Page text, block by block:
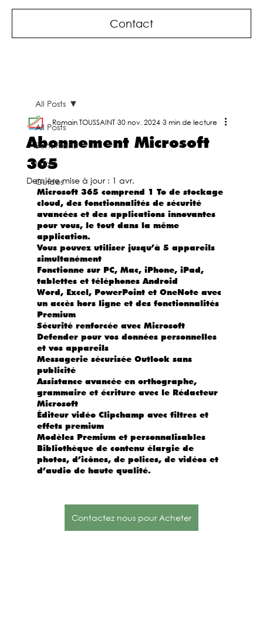
Contact
All Posts
Bons Plans
Infos
Guides
All Posts
Abonnement Microsoft
365
Romain TOUSSAINT 30 nov. 2024 3 min de lecture
Dernière mise à jour : 1 avr.
Microsoft 365 comprend 1 To de stockage
cloud, des fonctionnalités de sécurité
avancées et des applications innovantes
pour vous, le tout dans la même
application.
Vous pouvez utiliser jusqu’à 5 appareils
simultanément
Fonctionne sur PC, Mac, iPhone, iPad,
tablettes et téléphones Android
Word, Excel, PowerPoint et OneNote avec
un accès hors ligne et des fonctionnalités
Premium
Sécurité renforcée avec Microsoft
Defender pour vos données personnelles
et vos appareils
Messagerie sécurisée Outlook sans
publicité
Assistance avancée en orthographe,
grammaire et écriture avec le Rédacteur
Microsoft
Éditeur vidéo Clipchamp avec filtres et
effets premium
Modèles Premium et personnalisables
Bibliothèque de contenu élargie de
photos, d’icônes, de polices, de vidéos et
d’audio de haute qualité.
Contactez nous pour Acheter